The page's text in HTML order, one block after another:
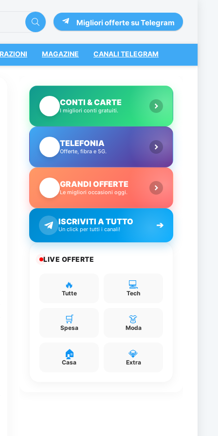
Migliori offerte su Telegram
MAGAZINE CANALI TELEGRAM
CONTI & CARTE
I migliori conti gratuiti.
TELEFONIA
Offerte, fibra e 5G.
GRANDI OFFERTE
Le migliori occasioni oggi.
ISCRIVITI A TUTTO
Un click per tutti i canali! ➔
LIVE OFFERTE
🔥
Tutte
💻
Tech
🛒
Spesa
👗
Moda
🏠
Casa
💎
Extra